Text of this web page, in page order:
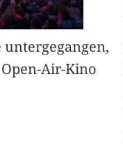
untergegangen,
Air-Kino